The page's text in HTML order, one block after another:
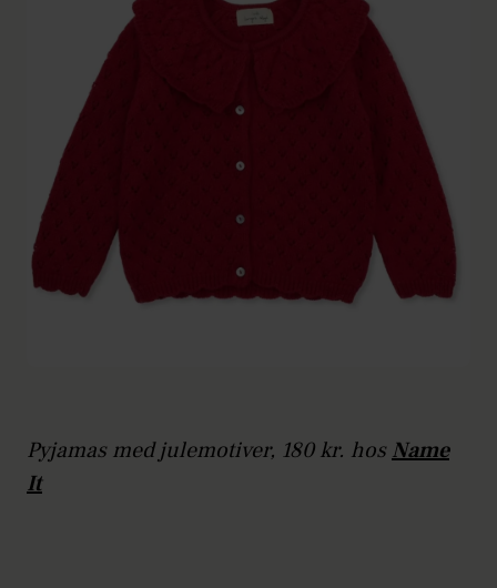
Pyjamas med julemotiver, 180 kr. hosName
It